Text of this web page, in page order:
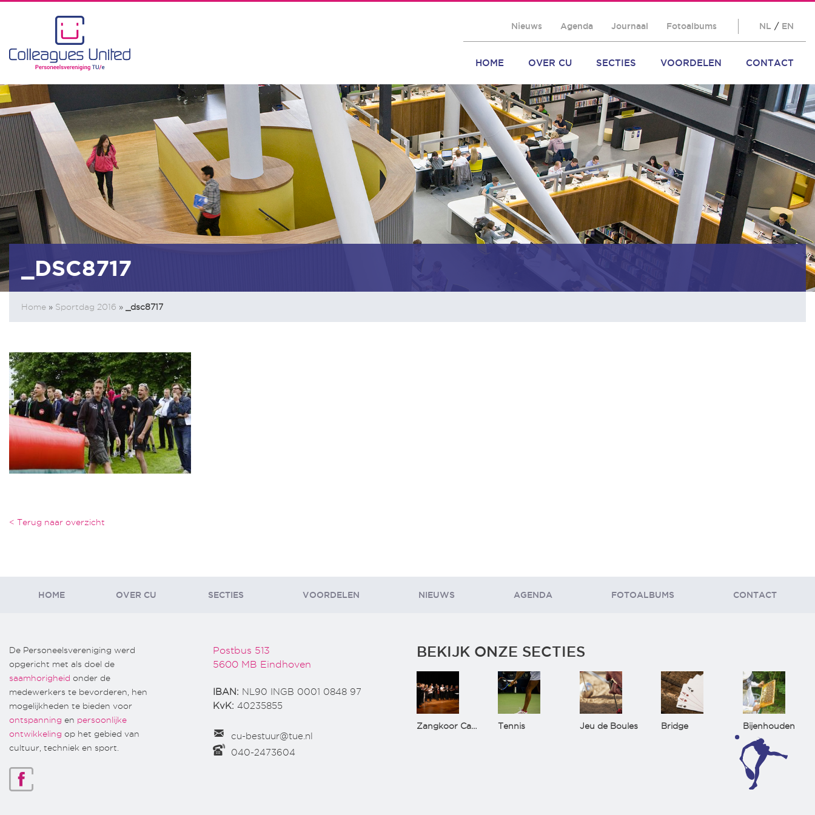
Nieuws Agenda Journaal Fotoalbums NL / EN
HOME OVER CU SECTIES VOORDELEN CONTACT
_DSC8717
Home » Sportdag 2016 » _dsc8717
< Terug naar overzicht
HOME OVER CU SECTIES VOORDELEN NIEUWS AGENDA FOTOALBUMS CONTACT
De Personeelsvereniging werd
opgericht met als doel de
saamhorigheid onder de
medewerkers te bevorderen, hen
mogelijkheden te bieden voor
ontspanning en persoonlijke
ontwikkeling op het gebied van
cultuur, techniek en sport.
Postbus 513
5600 MB Eindhoven
IBAN: NL90 INGB 0001 0848 97
KvK: 40235855
cu-bestuur@tue.nl
040-2473604
BEKIJK ONZE SECTIES
Zangkoor CantaTu Tennis Jeu de Boules Bridge Bijenhouden